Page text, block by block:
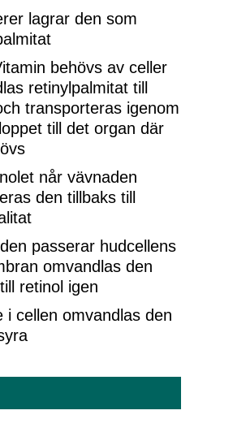
lagrar den som
behövs av celler
retinylpalmitat till
transporteras igenom
till det organ där
når vävnaden
den tillbaks till
passerar hudcellens
omvandlas den
retinol igen
i cellen omvandlas den